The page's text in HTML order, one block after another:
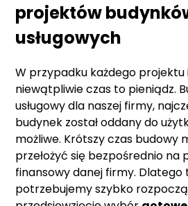
projektów
usługowych
W przypadku każdego
niewątpliwie czas to pieniądz.
usługowy dla naszej firmy,
budynek został oddany do
możliwe. Krótszy czas budowy
przełożyć się bezpośrednio na
finansowy danej firmy. Dlatego
potrzebujemy szybko